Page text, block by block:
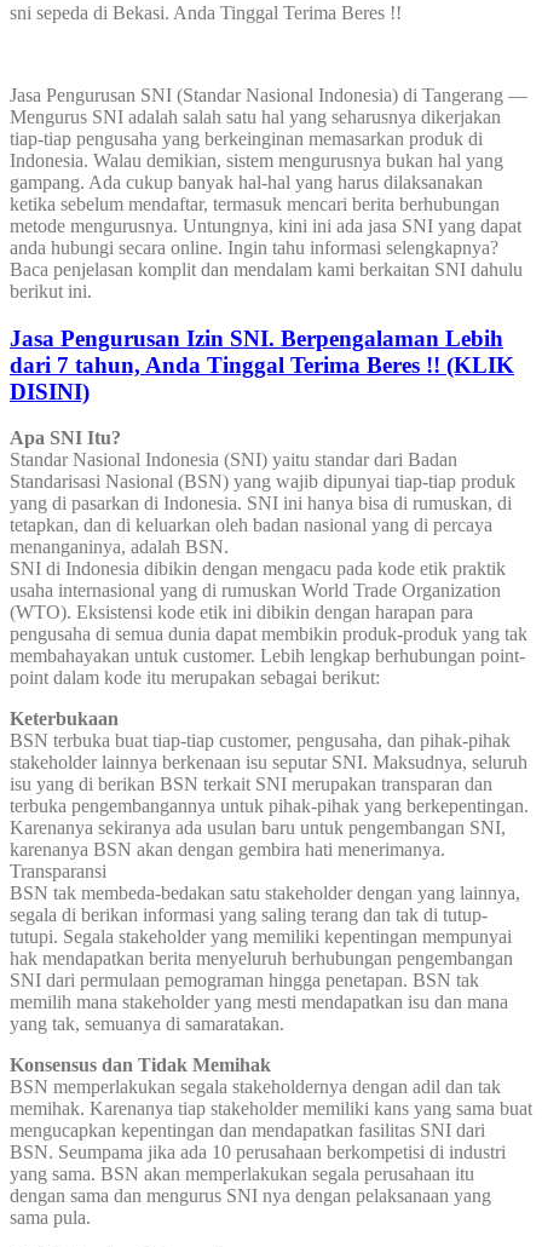
sni sepeda di Bekasi. Anda Tinggal Terima Beres !!
Jasa Pengurusan SNI (Standar Nasional Indonesia) di Tangerang —
Mengurus SNI adalah salah satu hal yang seharusnya dikerjakan
tiap-tiap pengusaha yang berkeinginan memasarkan produk di
Indonesia. Walau demikian, sistem mengurusnya bukan hal yang
gampang. Ada cukup banyak hal-hal yang harus dilaksanakan
ketika sebelum mendaftar, termasuk mencari berita berhubungan
metode mengurusnya. Untungnya, kini ini ada jasa SNI yang dapat
anda hubungi secara online. Ingin tahu informasi selengkapnya?
Baca penjelasan komplit dan mendalam kami berkaitan SNI dahulu
berikut ini.
Jasa Pengurusan Izin SNI. Berpengalaman Lebih
dari 7 tahun, Anda Tinggal Terima Beres !! (KLIK
DISINI)
Apa SNI Itu?
Standar Nasional Indonesia (SNI) yaitu standar dari Badan
Standarisasi Nasional (BSN) yang wajib dipunyai tiap-tiap produk
yang di pasarkan di Indonesia. SNI ini hanya bisa di rumuskan, di
tetapkan, dan di keluarkan oleh badan nasional yang di percaya
menanganinya, adalah BSN.
SNI di Indonesia dibikin dengan mengacu pada kode etik praktik
usaha internasional yang di rumuskan World Trade Organization
(WTO). Eksistensi kode etik ini dibikin dengan harapan para
pengusaha di semua dunia dapat membikin produk-produk yang tak
membahayakan untuk customer. Lebih lengkap berhubungan point-
point dalam kode itu merupakan sebagai berikut:
Keterbukaan
BSN terbuka buat tiap-tiap customer, pengusaha, dan pihak-pihak
stakeholder lainnya berkenaan isu seputar SNI. Maksudnya, seluruh
isu yang di berikan BSN terkait SNI merupakan transparan dan
terbuka pengembangannya untuk pihak-pihak yang berkepentingan.
Karenanya sekiranya ada usulan baru untuk pengembangan SNI,
karenanya BSN akan dengan gembira hati menerimanya.
Transparansi
BSN tak membeda-bedakan satu stakeholder dengan yang lainnya,
segala di berikan informasi yang saling terang dan tak di tutup-
tutupi. Segala stakeholder yang memiliki kepentingan mempunyai
hak mendapatkan berita menyeluruh berhubungan pengembangan
SNI dari permulaan pemograman hingga penetapan. BSN tak
memilih mana stakeholder yang mesti mendapatkan isu dan mana
yang tak, semuanya di samaratakan.
Konsensus dan Tidak Memihak
BSN memperlakukan segala stakeholdernya dengan adil dan tak
memihak. Karenanya tiap stakeholder memiliki kans yang sama buat
mengucapkan kepentingan dan mendapatkan fasilitas SNI dari
BSN. Seumpama jika ada 10 perusahaan berkompetisi di industri
yang sama. BSN akan memperlakukan segala perusahaan itu
dengan sama dan mengurus SNI nya dengan pelaksanaan yang
sama pula.